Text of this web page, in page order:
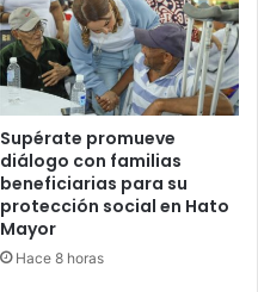
Supérate promueve
diálogo con familias
beneficiarias para su
protección social en Hato
Mayor
Hace 8 horas